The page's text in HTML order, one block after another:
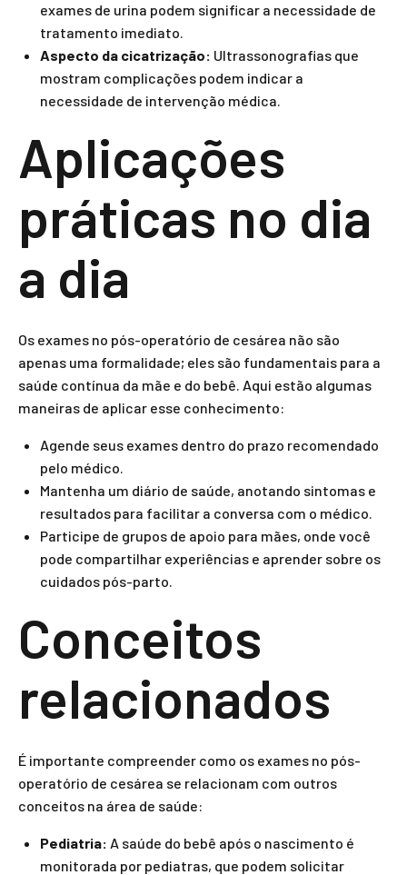
exames de urina podem significar a necessidade de
tratamento imediato.
Aspecto da cicatrização: Ultrassonografias que
mostram complicações podem indicar a
necessidade de intervenção médica.
Aplicações
práticas no dia
a dia
Os exames no pós-operatório de cesárea não são
apenas uma formalidade; eles são fundamentais para a
saúde contínua da mãe e do bebê. Aqui estão algumas
maneiras de aplicar esse conhecimento:
Agende seus exames dentro do prazo recomendado
pelo médico.
Mantenha um diário de saúde, anotando sintomas e
resultados para facilitar a conversa com o médico.
Participe de grupos de apoio para mães, onde você
pode compartilhar experiências e aprender sobre os
cuidados pós-parto.
Conceitos
relacionados
É importante compreender como os exames no pós-
operatório de cesárea se relacionam com outros
conceitos na área de saúde:
Pediatria: A saúde do bebê após o nascimento é
monitorada por pediatras, que podem solicitar